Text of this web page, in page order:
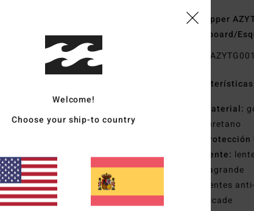
Vonzipper
Snowboard/
Características
Material:
poliuretano
protección
Lente:
extragrande
Lentes
Glaricade
Welcome!
Choose your ship-to country